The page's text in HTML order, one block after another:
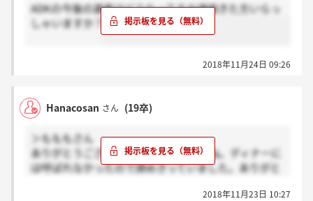
ADKの今後の選考はどうなってるか連絡きた方いらっ
しゃいますか？
2018年11月24日 09:26
Hanacosan さん (19卒)
＞もももさん
ありがとうございます！そうなのですね。ディナーに
は呼ばれなかったので諦めきっていました。ありがと
2018年11月23日 10:27